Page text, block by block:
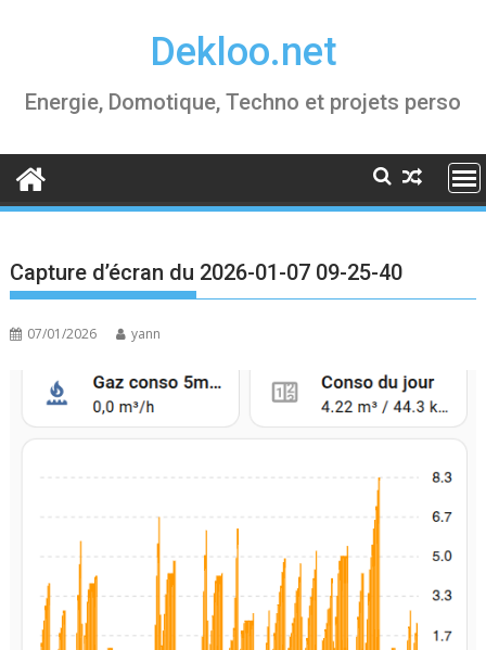
Dekloo.net
Energie, Domotique, Techno et projets perso
Capture d’écran du 2026-01-07 09-25-40
07/01/2026 yann